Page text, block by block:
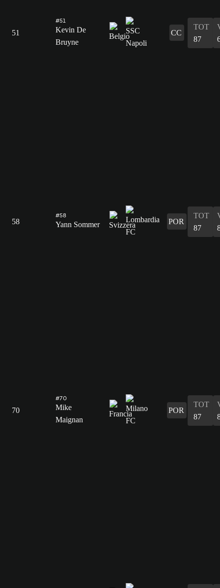
51
#51
Kevin De
Bruyne
CC
TOT
87
58
#58
Yann Sommer POR
TOT
87
70
#70
Mike
Maignan
POR
TOT
87